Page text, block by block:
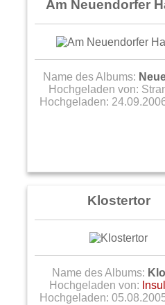
Am Neuendorfer
Name des Albums:
Hochgeladen von:
Hochgeladen:
Klostertor
Name des Albums:
Hochgeladen von:
Hochgeladen: